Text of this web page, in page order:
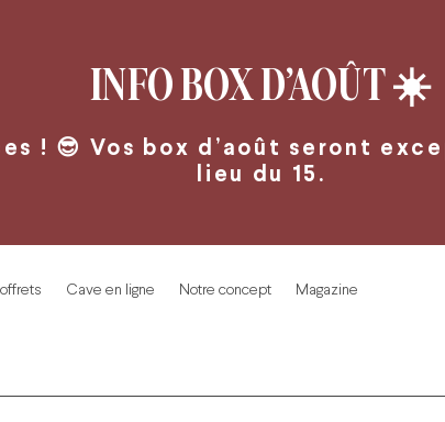
INFO BOX D’AOÛT☀️
! 😎 Vos box d’août seront
lieu du 15.
Cave en ligne Notre concept Magazine